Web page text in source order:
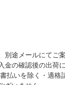
途メールにてご
の確認後の出荷に
いを除く・適格